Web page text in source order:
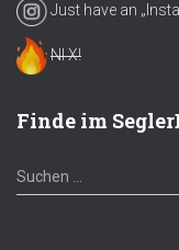
Just have an
NI X!
Finde im
S
u
Suchen …